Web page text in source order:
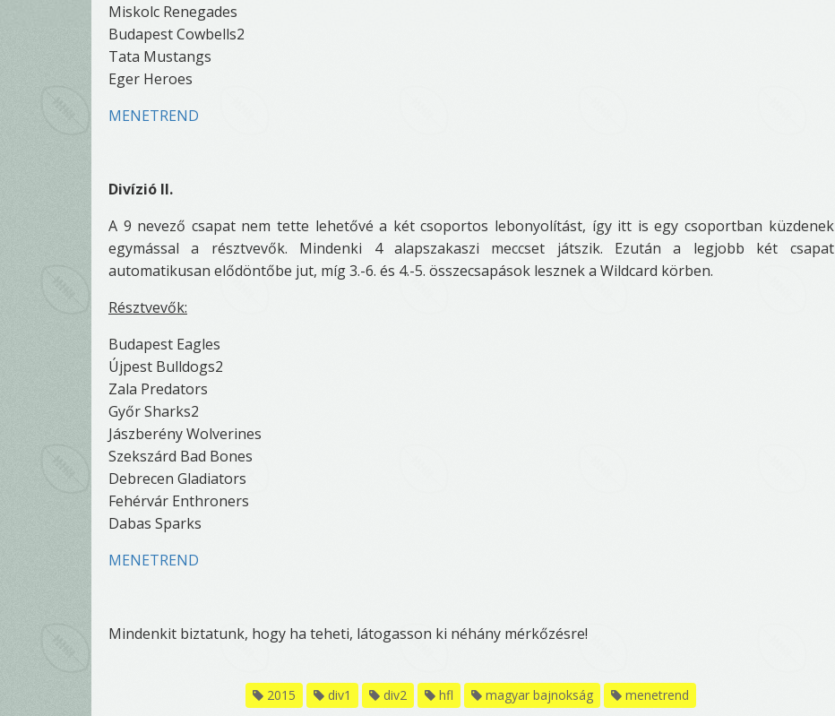
Miskolc Renegades
Budapest Cowbells2
Tata Mustangs
Eger Heroes
MENETREND
Divízió II.
A 9 nevező csapat nem tette lehetővé a két csoportos lebonyolítást, így itt is egy csoportban küzdenek
egymással a résztvevők. Mindenki 4 alapszakaszi meccset játszik. Ezután a legjobb két csapat
automatikusan elődöntőbe jut, míg 3.-6. és 4.-5. összecsapások lesznek a Wildcard körben.
Résztvevők:
Budapest Eagles
Újpest Bulldogs2
Zala Predators
Győr Sharks2
Jászberény Wolverines
Szekszárd Bad Bones
Debrecen Gladiators
Fehérvár Enthroners
Dabas Sparks
MENETREND
Mindenkit biztatunk, hogy ha teheti, látogasson ki néhány mérkőzésre!
2015 div1 div2 hfl magyar bajnokság menetrend